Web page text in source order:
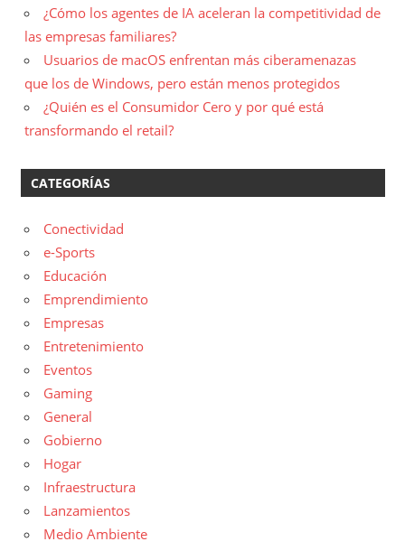
¿Cómo los agentes de IA aceleran la competitividad de
las empresas familiares?
Usuarios de macOS enfrentan más ciberamenazas
que los de Windows, pero están menos protegidos
¿Quién es el Consumidor Cero y por qué está
transformando el retail?
CATEGORÍAS
Conectividad
e-Sports
Educación
Emprendimiento
Empresas
Entretenimiento
Eventos
Gaming
General
Gobierno
Hogar
Infraestructura
Lanzamientos
Medio Ambiente